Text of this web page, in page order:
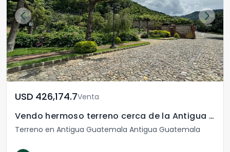
USD	426,174.7Venta
Vendo hermoso terreno cerca de la Antigua Guatemala
Terreno en Antigua Guatemala Antigua Guatemala